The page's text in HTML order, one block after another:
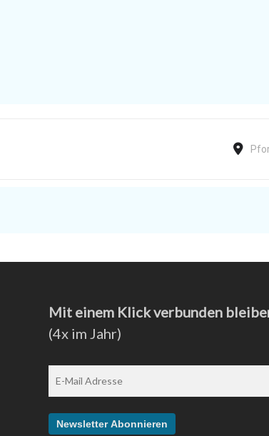
Mit einem Klick verbunden
(4x im Jahr)